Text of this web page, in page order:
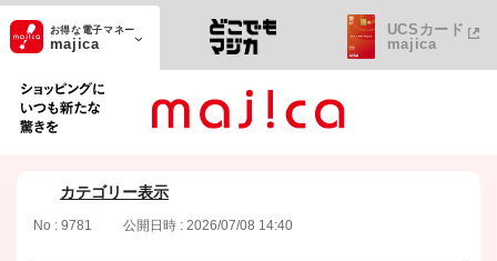
ショッピングにいつも新たな驚きを
お得な電子マネー
majica
UCSカード
majica
カテゴリー表示
No : 9781 公開日時 : 2026/07/08 14:40